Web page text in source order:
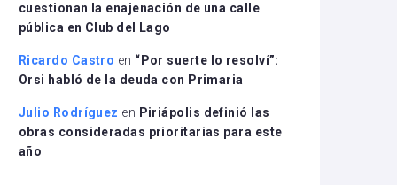
cuestionan la enajenación de una calle
pública en Club del Lago
Ricardo Castro en “Por suerte lo resolví”:
Orsi habló de la deuda con Primaria
Julio Rodríguez en Piriápolis definió las
obras consideradas prioritarias para este
año